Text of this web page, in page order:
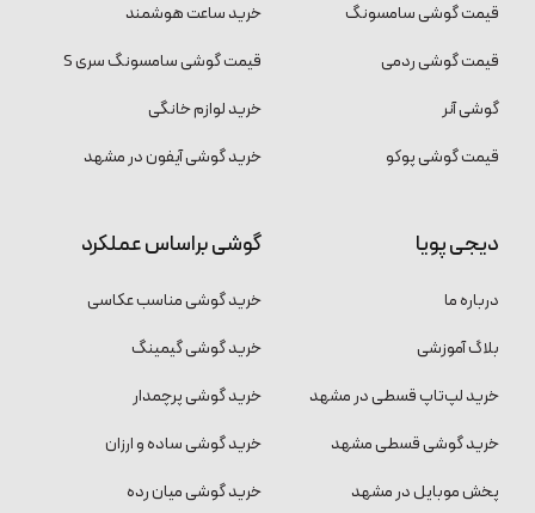
قیمت گوشی سامسونگ
قیمت گوشی ردمی
گوشی آنر
قیمت گوشی پوکو
خرید ساعت هوشمند
قیمت گوشی سامسونگ سری S
خرید لوازم خانگی
خرید گوشی آیفون در مشهد
دیجی پویا
درباره ما
بلاگ آموزشی
خرید لپ‌تاپ قسطی در مشهد
خرید گوشی قسطی مشهد
پخش موبایل در مشهد
گوشی براساس عملکرد
خرید گوشی مناسب عکاسی
خرید گوشی گیمینگ
خرید گوشی پرچمدار
خرید گوشی ساده و ارزان
خرید گوشی میان رده